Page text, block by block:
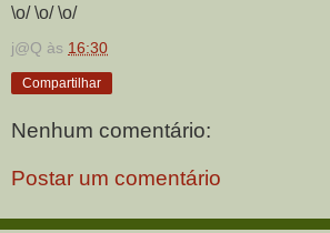
\o/ \o/ \o/
j@Q às 16:30
Compartilhar
Nenhum comentário:
Postar um comentário